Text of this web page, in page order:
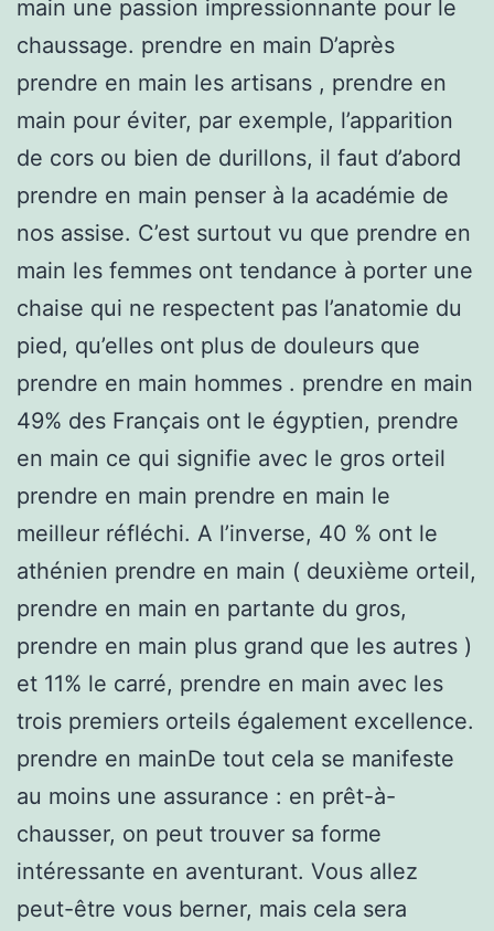
main une passion impressionnante pour le
chaussage. prendre en main D’après
prendre en main les artisans , prendre en
main pour éviter, par exemple, l’apparition
de cors ou bien de durillons, il faut d’abord
prendre en main penser à la académie de
nos assise. C’est surtout vu que prendre en
main les femmes ont tendance à porter une
chaise qui ne respectent pas l’anatomie du
pied, qu’elles ont plus de douleurs que
prendre en main hommes . prendre en main
49% des Français ont le égyptien, prendre
en main ce qui signifie avec le gros orteil
prendre en main prendre en main le
meilleur réfléchi. A l’inverse, 40 % ont le
athénien prendre en main ( deuxième orteil,
prendre en main en partante du gros,
prendre en main plus grand que les autres )
et 11% le carré, prendre en main avec les
trois premiers orteils également excellence.
prendre en mainDe tout cela se manifeste
au moins une assurance : en prêt-à-
chausser, on peut trouver sa forme
intéressante en aventurant. Vous allez
peut-être vous berner, mais cela sera